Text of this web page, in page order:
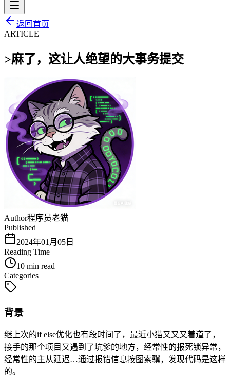
返回首页
ARTICLE
>麻了，这让人绝望的大事务提交
Author程序员老猫
Published
2024年01月05日
Reading Time
10 min read
Categories
背景
继上次的if else优化也有段时间了，最近小猫又又又着道了，
接手的那个项目又遇到了坑爹的地方，经常性的报死锁异常，
经常性的主从延迟…通过报错信息按图索骥，发现代码是这样
的。